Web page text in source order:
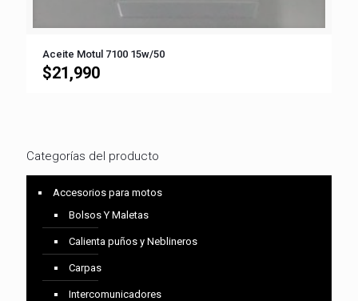
Aceite Motul 7100 15w/50
$21,990
Categorías del producto
Accesorios para motos
Bolsos Y Maletas
Calienta puños y Neblineros
Carpas
Intercomunicadores